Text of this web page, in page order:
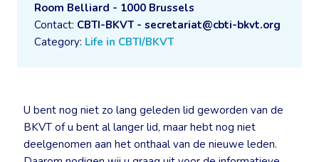
Room Belliard - 1000 Brussels
Contact: CBTI-BKVT - secretariat@cbti-bkvt.org
Category: Life in CBTI/BKVT
U bent nog niet zo lang geleden lid geworden van de
BKVT of u bent al langer lid, maar hebt nog niet
deelgenomen aan het onthaal van de nieuwe leden.